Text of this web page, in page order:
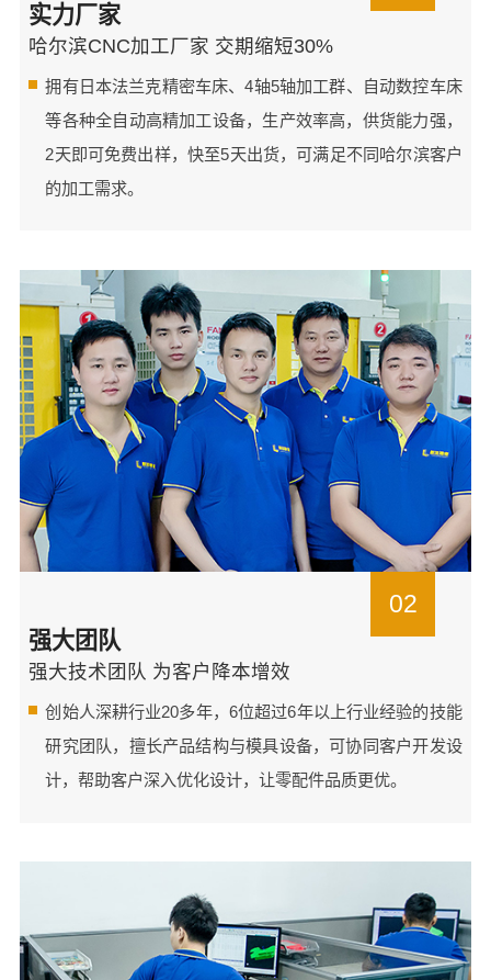
实力厂家
哈尔滨CNC加工厂家 交期缩短30%
拥有日本法兰克精密车床、4轴5轴加工群、自动数控车床
等各种全自动高精加工设备，生产效率高，供货能力强，
2天即可免费出样，快至5天出货，可满足不同哈尔滨客户
的加工需求。
02
强大团队
强大技术团队 为客户降本增效
创始人深耕行业20多年，6位超过6年以上行业经验的技能
研究团队，擅长产品结构与模具设备，可协同客户开发设
计，帮助客户深入优化设计，让零配件品质更优。